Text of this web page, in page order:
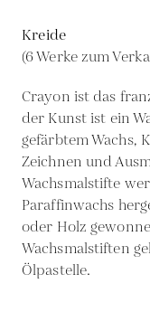
Kreide
(6 Werke zum
Crayon ist das
der Kunst ist ein
gefärbtem Wachs,
Zeichnen und
Wachsmalstifte
Paraffinwachs
oder Holz
Wachsmalstiften
Ölpastelle.